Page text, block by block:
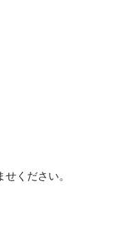
ください。